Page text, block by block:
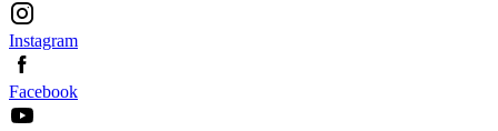
Instagram
Facebook